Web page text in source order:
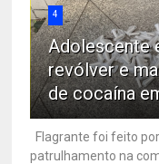
4
Adolescente
revólver e
de cocaína
Flagrante foi feito
patrulhamento na